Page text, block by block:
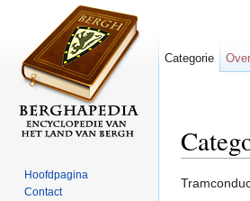
Categorie
Hoofdpagina
Contact